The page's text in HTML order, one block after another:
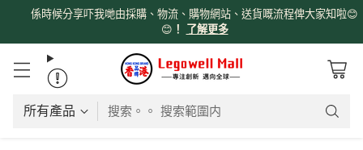
係時候分享吓我哋由採購、物流、購物網站、送貨嘅流程俾大家知啦😊
😊 ！ 了解更多
搜索。。 搜索範圍内